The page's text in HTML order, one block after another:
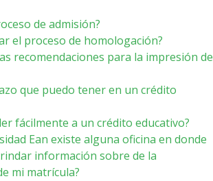
de admisión?
el proceso de homologación?
recomendaciones para la impresión de
que puedo tener en un crédito
fácilmente a un crédito educativo?
Ean existe alguna oficina en donde
información sobre de la
mi matrícula?